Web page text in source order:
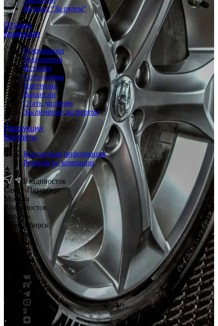
Журнал "За рулем"
Отзывы
Компания
О компании
Технология
История
Сотрудники
Партнеры
Вакансии
Стать дилером
Заключение экспертов
Продукция
Контакты
Контактная информация
Реквизиты компании
Владивосток
Санкт-Петербург
Москва
Владивосток
Тюмень
Новосибирск
Саратов
Смоленск
Беларусь